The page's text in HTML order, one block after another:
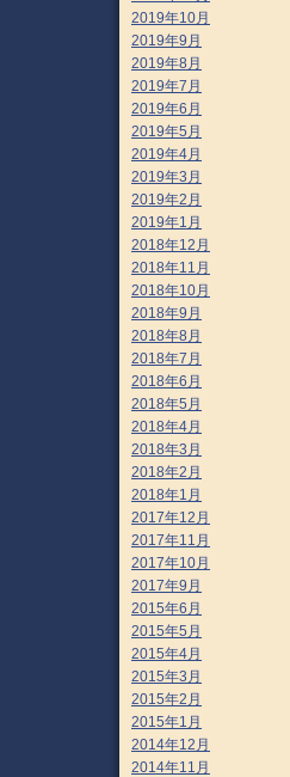
2019年10月
2019年9月
2019年8月
2019年7月
2019年6月
2019年5月
2019年4月
2019年3月
2019年2月
2019年1月
2018年12月
2018年11月
2018年10月
2018年9月
2018年8月
2018年7月
2018年6月
2018年5月
2018年4月
2018年3月
2018年2月
2018年1月
2017年12月
2017年11月
2017年10月
2017年9月
2015年6月
2015年5月
2015年4月
2015年3月
2015年2月
2015年1月
2014年12月
2014年11月